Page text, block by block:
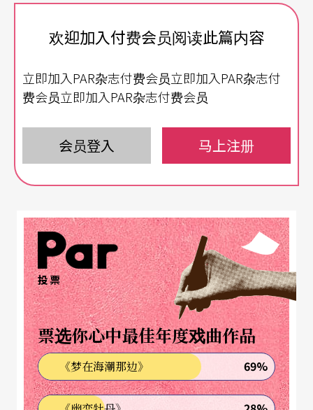
堂而皇之的「跨界」与「杂交」
不过，这届的标题「肆无忌惮」，像推翻了「十全
十美」的距离感。「派对读书会」变成了「研讨
（Live Art）的英国女性影展与剧场表演；「凹凸之
外」的编导林欣怡也参与日本导演樱井大造的帐篷
戏；第一次尝试导演的张嘉容，一直都是动见体剧
团导演符宏征的编剧等等。而主持女节制作的蓝贝
芝，连续几年都是国际V-Day组织（美国剧作家伊
芙．恩丝勒Eve Ensler所发起的国际女性自觉运动）
台北活动的发起人之一。
不论幕前、幕后，她们「肆无忌惮」地变成堂而皇
之的「跨界」与「杂交」；「女杰」们再也不忌讳
欢迎加入付费会员阅读此篇内容
立即加入PAR杂志付费会员立即加入PAR杂志付
费会员立即加入PAR杂志付费会员
会员登入 马上注册
投票
票选你心中最佳年度戏曲作品
《梦在海潮那边》 69%